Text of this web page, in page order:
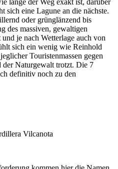
sich eine Lagune an die nächste.
oder grünglänzend bis
des massiven, gewaltigen
je nach Wetterlage auch von
sich ein wenig wie Reinhold
Touristenmassen gegen
der Naturgewalt trotzt. Die 7
definitiv noch zu den
Vilcanota